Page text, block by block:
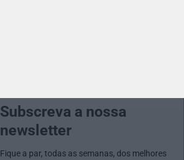
Subscreva a nossa
newsletter
Fique a par, todas as semanas, dos melhores